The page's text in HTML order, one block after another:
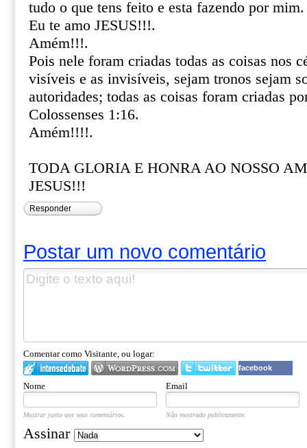
tudo o que tens feito e esta fazendo por mim.
Eu te amo JESUS!!!.
Amém!!!.
Pois nele foram criadas todas as coisas nos
visíveis e as invisíveis, sejam tronos sejam
autoridades; todas as coisas foram criadas
Colossenses 1:16.
Amém!!!!.
TODA GLORIA E HONRA AO NOSSO
JESUS!!!
Responder
Postar um novo comentário
Comentar como Visitante, ou logar:
facebook
Nome Email
Mostrar junto aos seus comentários. Não mostrado publicamente.
Assinar